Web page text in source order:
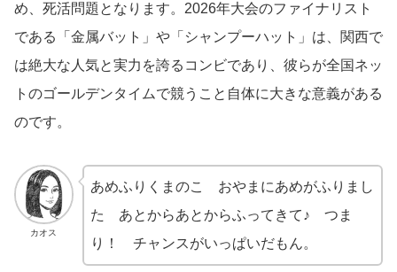
め、死活問題となります。2026年大会のファイナリスト
である「金属バット」や「シャンプーハット」は、関西で
は絶大な人気と実力を誇るコンビであり、彼らが全国ネッ
トのゴールデンタイムで競うこと自体に大きな意義がある
のです。
カオス
あめふりくまのこ おやまにあめがふりまし
た あとからあとからふってきて♪ つま
り！ チャンスがいっぱいだもん。